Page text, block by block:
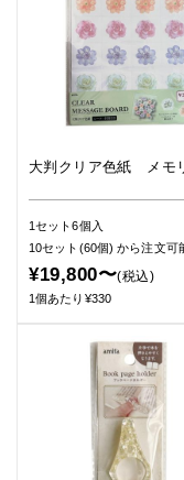
大判クリア色紙 メモ
1セット6個入
10セット(60個)から注文可
¥19,800〜(税込)
1個あたり¥330